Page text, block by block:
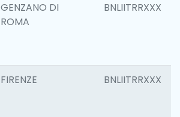
GENZANO DI
ROMA
BNLIITRRXXX
FIRENZE BNLIITRRXXX